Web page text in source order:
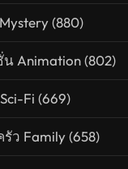
(880)
Animation(802)
Fi (669)
ว Family(658)